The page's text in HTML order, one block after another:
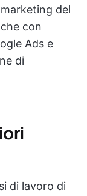
del
con
Ads e
di
di lavoro di